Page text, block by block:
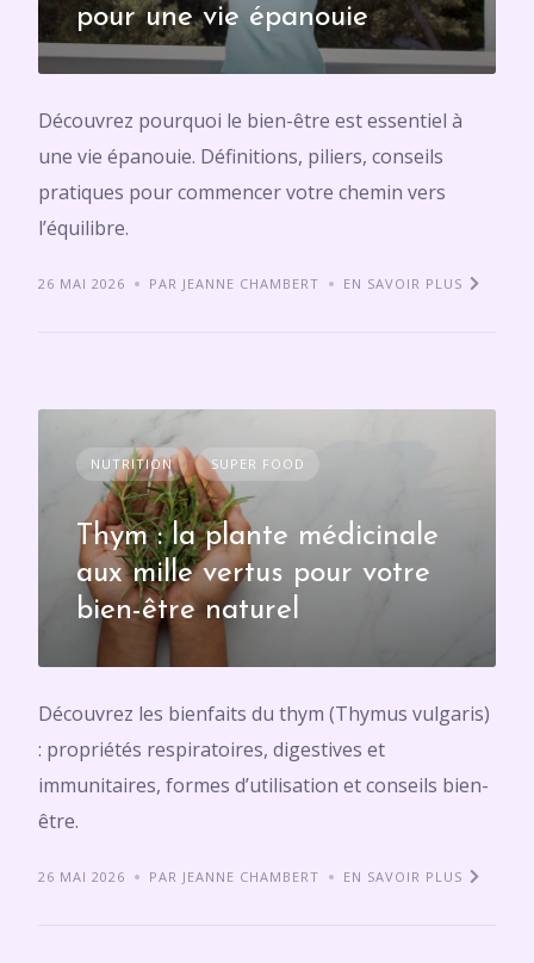
pour une vie épanouie
Découvrez pourquoi le bien-être est essentiel à
une vie épanouie. Définitions, piliers, conseils
pratiques pour commencer votre chemin vers
l’équilibre.
26 MAI 2026 PAR JEANNE CHAMBERT EN SAVOIR PLUS
NUTRITION SUPER FOOD
Thym : la plante médicinale
aux mille vertus pour votre
bien-être naturel
Découvrez les bienfaits du thym (Thymus vulgaris)
: propriétés respiratoires, digestives et
immunitaires, formes d’utilisation et conseils bien-
être.
26 MAI 2026 PAR JEANNE CHAMBERT EN SAVOIR PLUS